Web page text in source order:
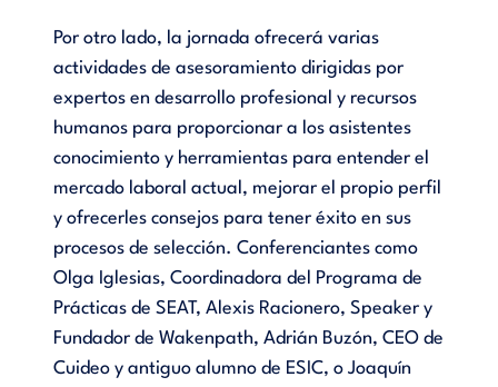
Por otro lado, la jornada ofrecerá varias
actividades de asesoramiento dirigidas por
expertos en desarrollo profesional y recursos
humanos para proporcionar a los asistentes
conocimiento y herramientas para entender el
mercado laboral actual, mejorar el propio perfil
y ofrecerles consejos para tener éxito en sus
procesos de selección. Conferenciantes como
Olga Iglesias, Coordinadora del Programa de
Prácticas de SEAT, Alexis Racionero, Speaker y
Fundador de Wakenpath, Adrián Buzón, CEO de
Cuideo y antiguo alumno de ESIC, o Joaquín